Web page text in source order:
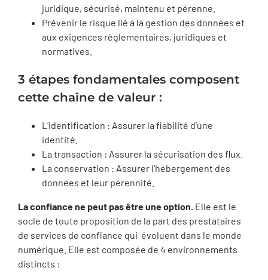
juridique, sécurisé, maintenu et pérenne.
Prévenir le risque lié à la gestion des données et
aux exigences règlementaires, juridiques et
normatives.
3 étapes fondamentales composent
cette chaîne de valeur :
L’identification : Assurer la fiabilité d’une
identité.
La transaction : Assurer la sécurisation des flux.
La conservation : Assurer l’hébergement des
données et leur pérennité.
La confiance ne peut pas être une option. Elle est le
socle de toute proposition de la part des prestataires
de services de confiance qui évoluent dans le monde
numérique. Elle est composée de 4 environnements
distincts :